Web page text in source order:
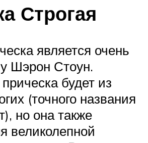
Строгая
является очень
Шэрон Стоун.
будет из
(точного названия
но она также
великолепной